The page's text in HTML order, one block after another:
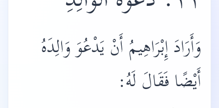
وَأَرَادَ إِبْرَاهِيمُ أَنْ يَدْعُوَ وَالِدَهُ
أَيْضًا فَقَالَ لَهُ: